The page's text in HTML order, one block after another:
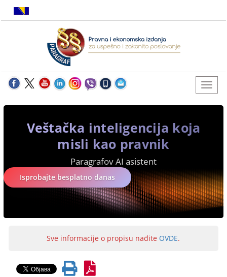
Veštačka inteligencija koja
misli kao pravnik
Paragrafov AI asistent
Isprobajte besplatno danas
Sve informacije o propisu nađite OVDE.